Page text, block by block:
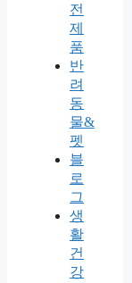
전
제
품
반
려
동
물&
펫
블
로
그
생
활
건
강